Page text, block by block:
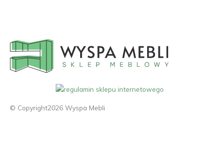
© Copyright2026 Wyspa Mebli